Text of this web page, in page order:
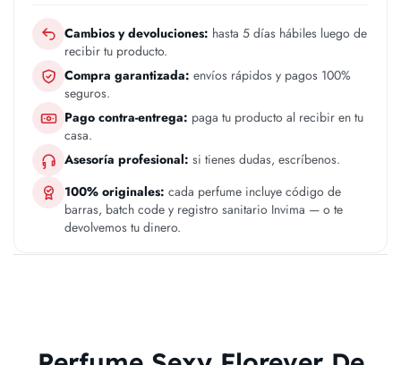
Cambios y devoluciones: hasta 5 días hábiles luego de
recibir tu producto.
Compra garantizada: envíos rápidos y pagos 100%
seguros.
Pago contra-entrega: paga tu producto al recibir en tu
casa.
Asesoría profesional: si tienes dudas, escríbenos.
100% originales: cada perfume incluye código de
barras, batch code y registro sanitario Invima — o te
devolvemos tu dinero.